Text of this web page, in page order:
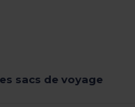
sacs de voyage